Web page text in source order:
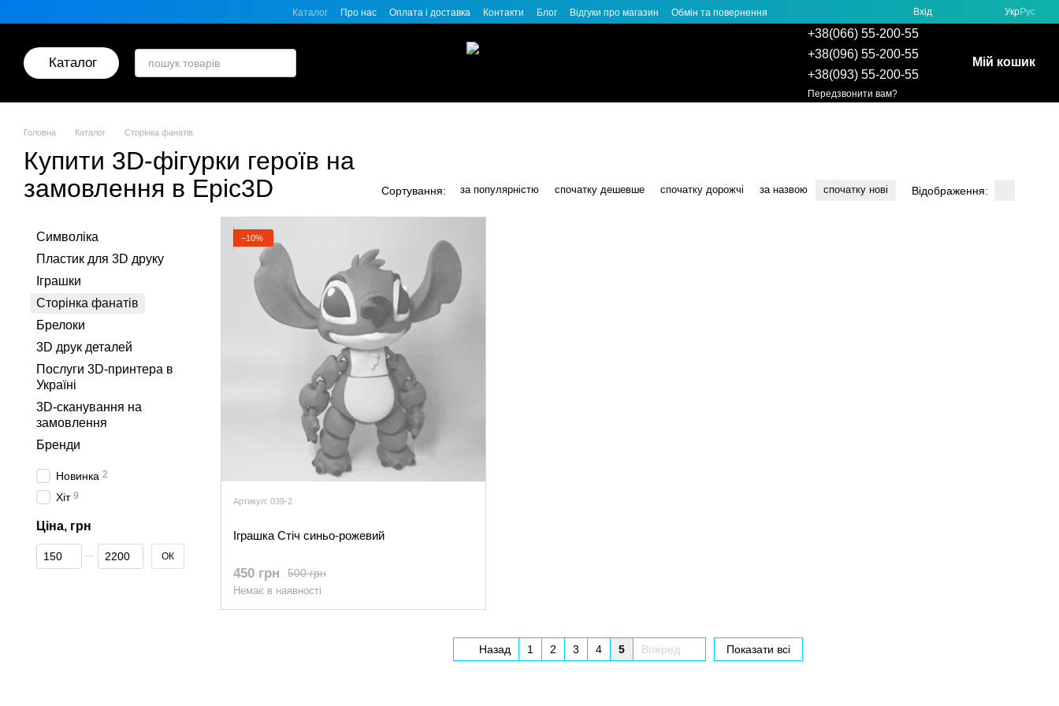
Каталог Про нас Оплата і доставка Контакти Блог Відгуки про магазин Обмін та повернення Вхід УкрРус
Каталог
+38(066) 55-200-55
+38(096) 55-200-55
+38(093) 55-200-55
Передзвонити вам?
Мій кошик
Головна Каталог Сторінка фанатів
Купити 3D-фігурки героїв на
замовлення в Epic3D
Сортування: за популярністю спочатку дешевше спочатку дорожчі за назвою спочатку нові Відображення:
−10%
Артикул: 039-2
Іграшка Стіч синьо-рожевий
500 грн
450 грн
Немає в наявності
Назад 1 2 3 4 5 Вперед Показати всі
Символіка
Пластик для 3D друку
Іграшки
Сторінка фанатів
Брелоки
3D друк деталей
Послуги 3D-принтера в
Україні
3D-сканування на
замовлення
Бренди
Новинка 2
Хіт 9
Ціна, грн
Від Ціна, грн
До Ціна, грн ОК